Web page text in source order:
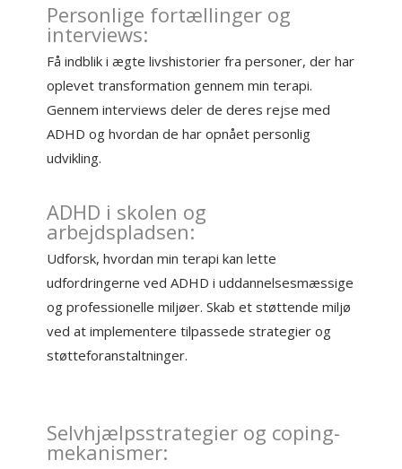
Personlige fortællinger og
interviews:
Få indblik i ægte livshistorier fra personer, der har
oplevet transformation gennem min terapi.
Gennem interviews deler de deres rejse med
ADHD og hvordan de har opnået personlig
udvikling.
ADHD i skolen og
arbejdspladsen:
Udforsk, hvordan min terapi kan lette
udfordringerne ved ADHD i uddannelsesmæssige
og professionelle miljøer. Skab et støttende miljø
ved at implementere tilpassede strategier og
støtteforanstaltninger.
Selvhjælpsstrategier og coping-
mekanismer: